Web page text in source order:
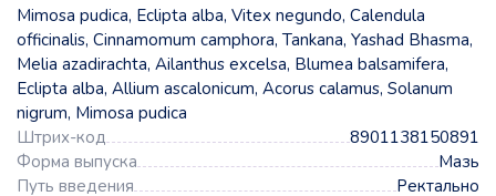
Mimosa pudica, Eclipta alba, Vitex negundo, Calendula
officinalis, Cinnamomum camphora, Tankana, Yashad Bhasma,
Melia azadirachta, Ailanthus excelsa, Blumea balsamifera,
Eclipta alba, Allium ascalonicum, Acorus calamus, Solanum
nigrum, Mimosa pudica
Штрих-код
8901138150891
Форма выпуска
Мазь
Путь введения
Ректально